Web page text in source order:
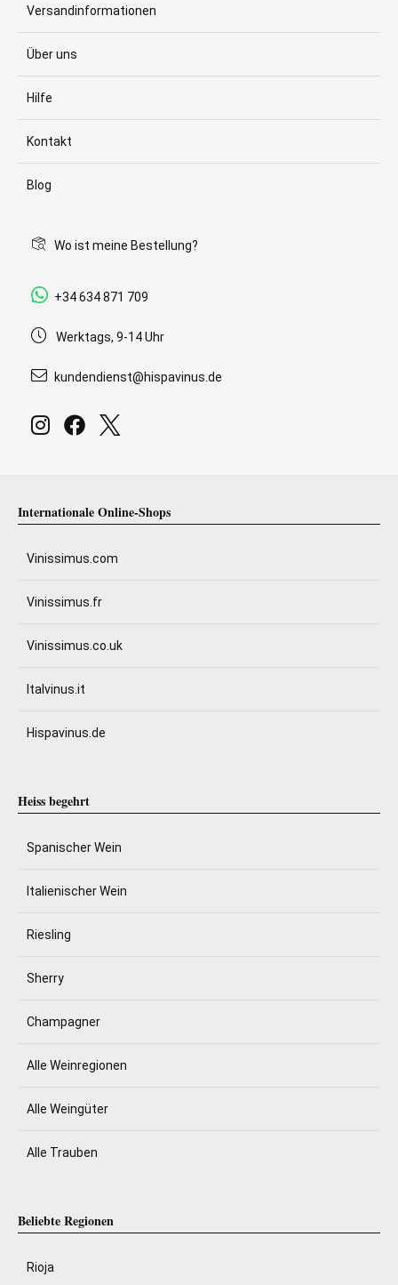
Versandinformationen
Über uns
Hilfe
Kontakt
Blog
Wo ist meine Bestellung?
+34 634 871 709
Werktags, 9-14 Uhr
kundendienst@hispavinus.de
Internationale Online-Shops
Vinissimus.com
Vinissimus.fr
Vinissimus.co.uk
Italvinus.it
Hispavinus.de
Heiss begehrt
Spanischer Wein
Italienischer Wein
Riesling
Sherry
Champagner
Alle Weinregionen
Alle Weingüter
Alle Trauben
Beliebte Regionen
Rioja